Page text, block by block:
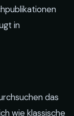
in
das
wie klassische